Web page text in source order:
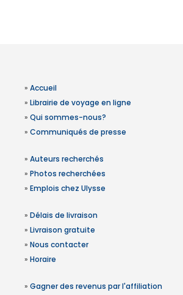
» Accueil
» Librairie de voyage en ligne
» Qui sommes-nous?
» Communiqués de presse
» Auteurs recherchés
» Photos recherchées
» Emplois chez Ulysse
» Délais de livraison
» Livraison gratuite
» Nous contacter
» Horaire
» Gagner des revenus par l'affiliation